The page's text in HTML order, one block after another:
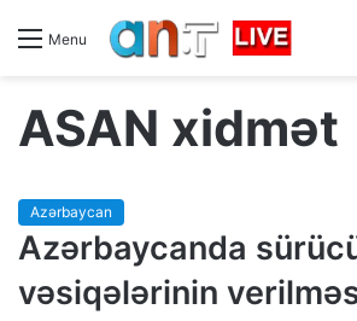
Menu
ASAN xidmət
Azərbaycan
Azərbaycanda
vəsiqələrinin